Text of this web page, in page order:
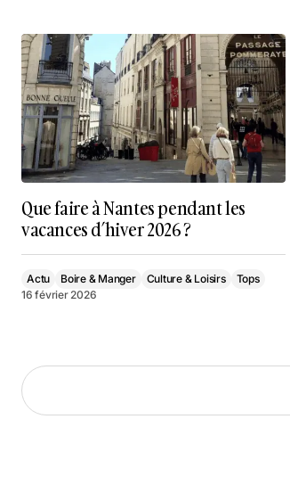
Que faire à Nantes pendant les
vacances d’hiver 2026 ?
Actu Boire & Manger Culture & Loisirs
Tops
16 février 2026